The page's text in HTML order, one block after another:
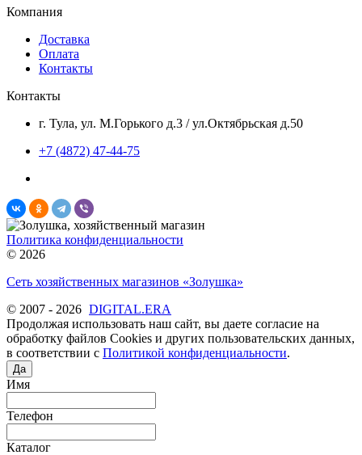
Компания
Доставка
Оплата
Контакты
Контакты
г. Тула, ул. М.Горького д.3 / ул.Октябрьская д.50
+7 (4872) 47-44-75
Политика конфиденциальности
© 2026
Сеть хозяйственных магазинов «Золушка»
© 2007 - 2026 DIGITAL.ERA
Продолжая использовать наш сайт, вы даете согласие на
обработку файлов Cookies и других пользовательских данных,
в соответствии с Политикой конфиденциальности.
Да
Имя
Телефон
Каталог